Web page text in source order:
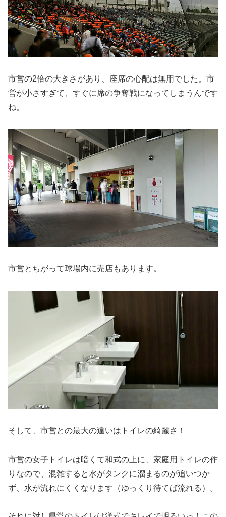
市営の2倍の大きさがあり、座席の心配は無用でした。市
営が小さすぎて、すぐに席の争奪戦になってしまうんです
ね。
市営とちがって球場内に売店もあります。
そして、市営との最大の違いはトイレの綺麗さ！
市営の女子トイレは暗くて和式の上に、家庭用トイレの作
りなので、混雑すると水がタンクに溜まるのが追いつか
ず、水が流れにくくなります（ゆっくり待てば流れる）。